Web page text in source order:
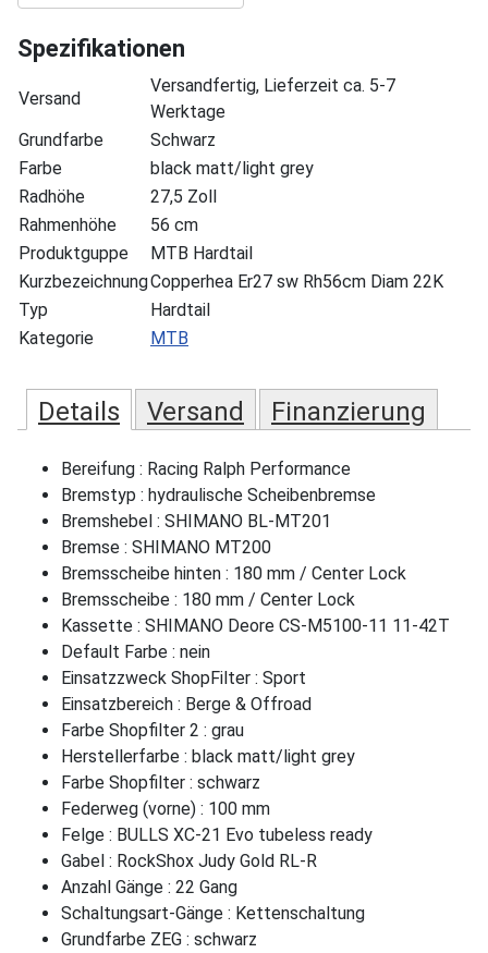
Spezifikationen
Versand
Versandfertig, Lieferzeit ca. 5-7
Werktage
Grundfarbe
Schwarz
Farbe
black matt/light grey
Radhöhe
27,5 Zoll
Rahmenhöhe
56 cm
Produktguppe
MTB Hardtail
KurzbezeichnungCopperhea Er27 sw Rh56cm Diam 22K
Typ
Hardtail
Kategorie
MTB
Details Versand Finanzierung
Bereifung : Racing Ralph Performance
Bremstyp : hydraulische Scheibenbremse
Bremshebel : SHIMANO BL-MT201
Bremse : SHIMANO MT200
Bremsscheibe hinten : 180 mm / Center Lock
Bremsscheibe : 180 mm / Center Lock
Kassette : SHIMANO Deore CS-M5100-11 11-42T
Default Farbe : nein
Einsatzzweck ShopFilter : Sport
Einsatzbereich : Berge & Offroad
Farbe Shopfilter 2 : grau
Herstellerfarbe : black matt/light grey
Farbe Shopfilter : schwarz
Federweg (vorne) : 100 mm
Felge : BULLS XC-21 Evo tubeless ready
Gabel : RockShox Judy Gold RL-R
Anzahl Gänge : 22 Gang
Schaltungsart-Gänge : Kettenschaltung
Grundfarbe ZEG : schwarz